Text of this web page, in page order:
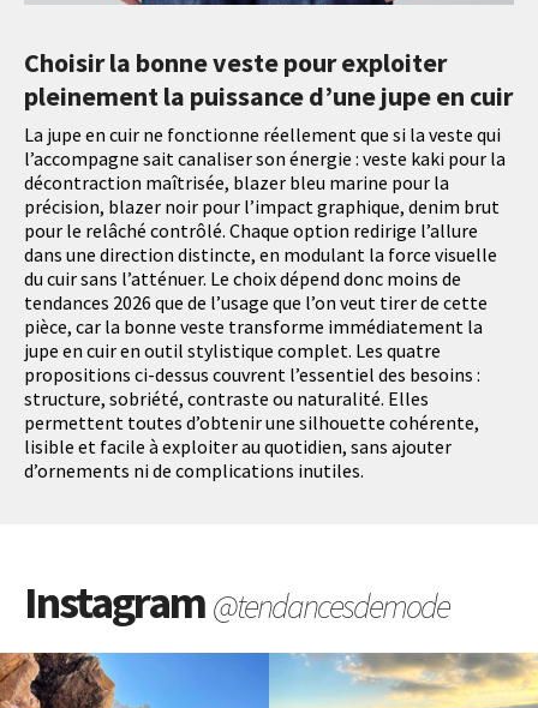
Choisir la bonne veste pour exploiter
pleinement la puissance d’une jupe en cuir
La jupe en cuir ne fonctionne réellement que si la veste qui
l’accompagne sait canaliser son énergie : veste kaki pour la
décontraction maîtrisée, blazer bleu marine pour la
précision, blazer noir pour l’impact graphique, denim brut
pour le relâché contrôlé. Chaque option redirige l’allure
dans une direction distincte, en modulant la force visuelle
du cuir sans l’atténuer. Le choix dépend donc moins de
tendances 2026 que de l’usage que l’on veut tirer de cette
pièce, car la bonne veste transforme immédiatement la
jupe en cuir en outil stylistique complet. Les quatre
propositions ci-dessus couvrent l’essentiel des besoins :
structure, sobriété, contraste ou naturalité. Elles
permettent toutes d’obtenir une silhouette cohérente,
lisible et facile à exploiter au quotidien, sans ajouter
d’ornements ni de complications inutiles.
Instagram@tendancesdemode